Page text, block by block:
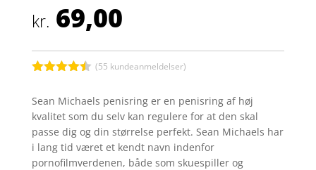
kr. 69,00
ud af 5
baseret
på
kundebedø
mmelser
(55 kundeanmeldelser)
Sean Michaels penisring er en penisring af høj
kvalitet som du selv kan regulere for at den skal
passe dig og din størrelse perfekt. Sean Michaels har
i lang tid været et kendt navn indenfor
pornofilmverdenen, både som skuespiller og